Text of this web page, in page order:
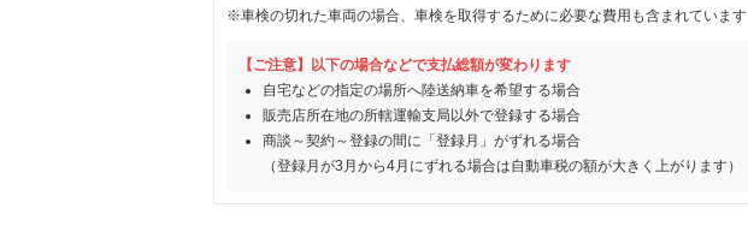
※車検の切れた車両の場合、車検を取得するために必要な費用も含まれています
【ご注意】以下の場合などで支払総額が変わります
自宅などの指定の場所へ陸送納車を希望する場合
販売店所在地の所轄運輸支局以外で登録する場合
商談～契約～登録の間に「登録月」がずれる場合
（登録月が3月から4月にずれる場合は自動車税の額が大きく上がります）